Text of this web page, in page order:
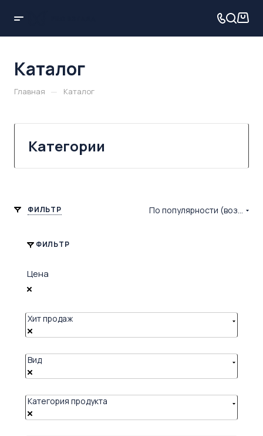
Каталог
Главная — Каталог
Категории
ФИЛЬТР По популярности (возрастание)
ФИЛЬТР
Цена
Хит продаж
Вид
Категория продукта